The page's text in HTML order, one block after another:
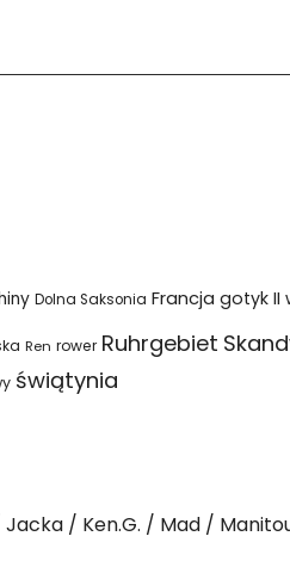
Dolna Saksonia Francja gotyk II
Ren rower Ruhrgebiet
świątynia
Jacka Ken.G. Mad